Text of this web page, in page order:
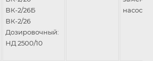
ВК-2/26Б
ВК-2/26
Дозировочный:
НД 2500/10
насоса